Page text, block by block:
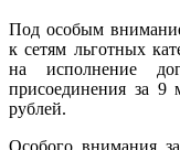
Под особым
к сетям льготных
на исполнение
присоединения за 9
рублей.
Особого внимания